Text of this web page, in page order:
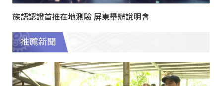
族語認證首推在地測驗 屏東舉辦說明會
推薦新聞